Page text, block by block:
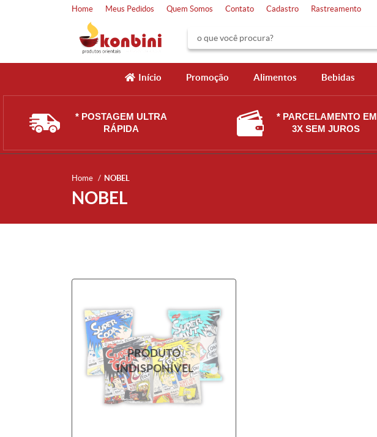
Home Meus Pedidos Quem Somos Contato Cadastro Rastreamento
Início Promoção Alimentos Bebidas
* POSTAGEM ULTRA
RÁPIDA
* PARCELAMENTO EM
3X SEM JUROS
Home NOBEL
NOBEL